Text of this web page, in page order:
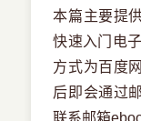
本篇主要提
快速入门电
方式为百度
后即会通过